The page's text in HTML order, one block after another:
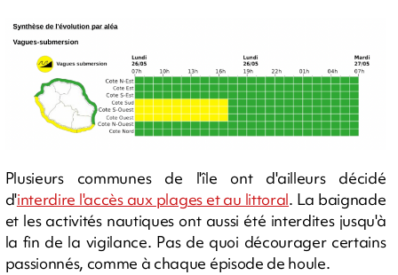
Plusieurs communes de l'île ont d'ailleurs décidé
d'interdire l'accès aux plages et au littoral. La baignade
et les activités nautiques ont aussi été interdites jusqu'à
la fin de la vigilance. Pas de quoi décourager certains
passionnés, comme à chaque épisode de houle.